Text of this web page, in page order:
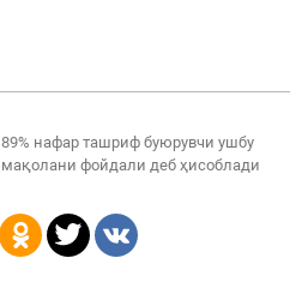
89% нафар ташриф буюрувчи ушбу
мақолани фойдали деб ҳисоблади